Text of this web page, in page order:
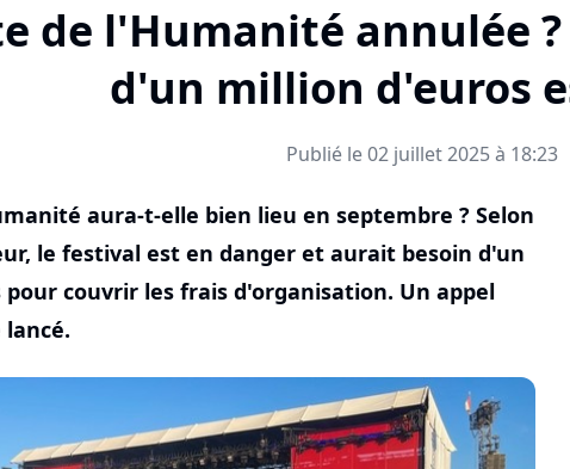
de l'Humanité annulée
d'un million d'euros
Publié le 02 juillet 2025 à 18:23
aura-t-elle bien lieu en septembre ? Selon
le festival est en danger et aurait besoin d'un
couvrir les frais d'organisation. Un appel